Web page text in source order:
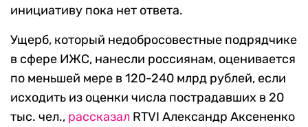
инициативу пока нет ответа.
Ущерб, который недобросовестные подрядчике
в сфере ИЖС, нанесли россиянам, оценивается
по меньшей мере в 120-240 млрд рублей, если
исходить из оценки числа пострадавших в 20
тыс. чел., рассказал RTVI Александр Аксененко